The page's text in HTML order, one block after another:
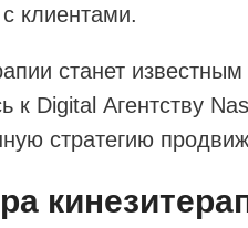
клиентами.
станет известным
к Digital Агентству
стратегию